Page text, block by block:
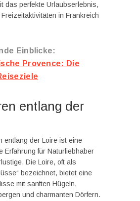
das perfekte Urlaubserlebnis,
in Frankreich
Einblicke:
Provence: Die
entlang der
entlang der Loire ist eine
Erfahrung für Naturliebhaber
Die Loire, oft als
bezeichnet, bietet eine
mit sanften Hügeln,
und charmanten Dörfern.